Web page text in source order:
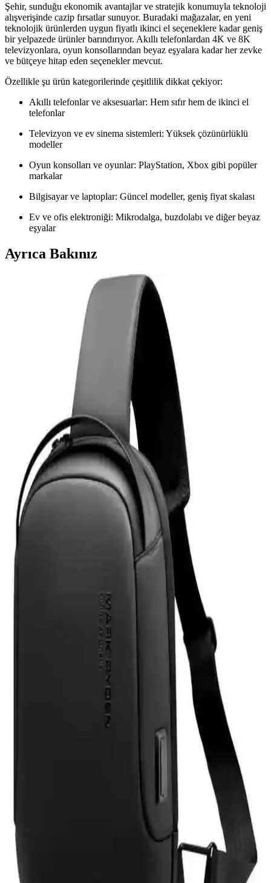
Şehir, sunduğu ekonomik avantajlar ve stratejik konumuyla teknoloji
alışverişinde cazip fırsatlar sunuyor. Buradaki mağazalar, en yeni
teknolojik ürünlerden uygun fiyatlı ikinci el seçeneklere kadar geniş
bir yelpazede ürünler barındırıyor. Akıllı telefonlardan 4K ve 8K
televizyonlara, oyun konsollarından beyaz eşyalara kadar her zevke
ve bütçeye hitap eden seçenekler mevcut.
Özellikle şu ürün kategorilerinde çeşitlilik dikkat çekiyor:
Akıllı telefonlar ve aksesuarlar: Hem sıfır hem de ikinci el
telefonlar
Televizyon ve ev sinema sistemleri: Yüksek çözünürlüklü
modeller
Oyun konsolları ve oyunlar: PlayStation, Xbox gibi popüler
markalar
Bilgisayar ve laptoplar: Güncel modeller, geniş fiyat skalası
Ev ve ofis elektroniği: Mikrodalga, buzdolabı ve diğer beyaz
eşyalar
Ayrıca Bakınız
Samsung Galaxy Tab S9 Plus X810 için Microsonic
Temperli Cam Ekran Koruyucu Ürün Özellikleri ve
Microsonic temperli cam ekran koruyucu, Galaxy Tab S9 Plus
X810 modeline özel tasarımıyla yüksek dayanıklılık ve estetik sunar.
Çizilmelere karşı dirençli, kolay uygulanabilir ve kullanımı rahat bir
Powerway 128 GB USB 3.0 Metal Mini Flash Bellek
İnceleme ve Kullanım Özellikleri
Powerway 128 GB USB 3.0 metal mini bellek, yüksek hız ve
dayanıklılık sunan taşınabilir depolama çözümüdür. Şık tasarımı ve
geniş kapasitesiyle büyük dosya transferlerinde avantaj sağlar.
Z-Mobile MacBook Air M2 ve M3 13.6 İnç Koruma
Seti Detaylı İnceleme ve Analiz
Z-Mobile'ın MacBook Air M2 ve M3 modelleriyle uyumlu 13.6 inç
koruma seti, şeffaf tasarımı ve dayanıklı malzemeleriyle cihazınızı
estetik ve güvenle korur, kullanıcı memnuniyetini artırır.
Eyfel Efs-2500 Güç Kaynağı: Temel Özellikler ve
Kullanıcı Değerlendirmeleri
Eyfel Efs-2500, 250W güç çıkışıyla temel bilgisayar ihtiyaçlarına
uygun, fanlı soğutmalı ve dayanıklılık sorunlarıyla dikkat çeken bir
HP 255 G8 Dizüstü Bilgisayar İncelemesi: Günlük
Kullanım İçin Dengeli ve Güçlü Model
HP 255 G8, güçlü işlemci ve hızlı SSD ile günlük kullanım ve ofis
işleri için ideal, taşınabilir ve uygun fiyatlı bir dizüstü bilgisayardır.
Performans ve bağlantı seçenekleriyle öne çıkar.
Samsung Galaxy Tab S9 FE+ Plus için Nano
Kırılmaz Esnek Ekran Koruyucu İncelemesi
Samsung Galaxy Tab S9 FE+ Plus için tasarlanmış nano cam ekran
koruyucu, yüksek dayanıklılık ve net görüntü sağlar. Kolay
uygulama ve göz yorgunluğunu azaltıcı özellikleriyle ekran
Asfal Apple Watch Uyumlu 42-49 mm Kordonlar
Detaylı İnceleme ve Özellikleri
Asfal markasının Apple Watch uyumlu, çeşitli renk ve boyut
seçenekleriyle yüksek kaliteli kordonları, estetik ve dayanıklılık
sunarak kullanım konforu sağlar.